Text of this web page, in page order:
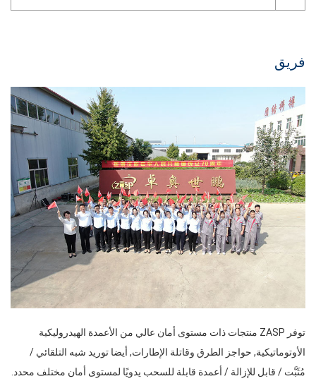
فريق
توفر ZASP منتجات ذات مستوى أمان عالي من الأعمدة الهيدروليكية
الأوتوماتيكية, حواجز الطرق وقاتلة الإطارات, أيضا توريد شبه التلقائي /
مُثَبَّت / قابل للإزالة / أعمدة قابلة للسحب يدويًا لمستوى أمان مختلف محدد.